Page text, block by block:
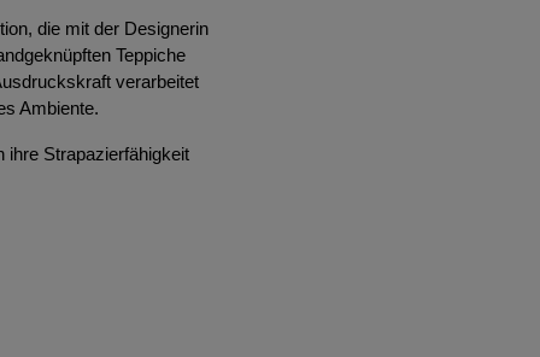
die mit der Designerin
Teppiche
verarbeitet
Ambiente.
ihre Strapazierfähigkeit